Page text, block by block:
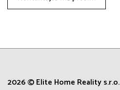
2026 © Elite Home Reality s.r.o.